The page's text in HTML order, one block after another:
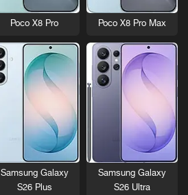
Poco X8 Pro Max
Poco X8 Pro
Samsung Galaxy
S26 Ultra
Samsung Galaxy
S26 Plus